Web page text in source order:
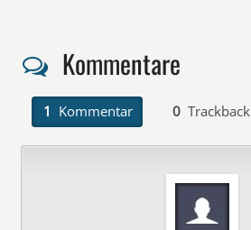
Kommentare
1 Kommentar 0 Trackback